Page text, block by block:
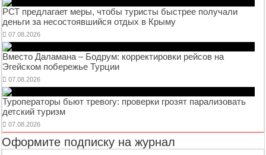
РСТ предлагает меры, чтобы туристы быстрее получали
деньги за несостоявшийся отдых в Крыму
07.08.2026
Вместо Даламана – Бодрум: корректировки рейсов на
Эгейском побережье Турции
07.08.2026
Туроператоры бьют тревогу: проверки грозят парализовать
детский туризм
07.08.2026
Оформите подписку на журнал